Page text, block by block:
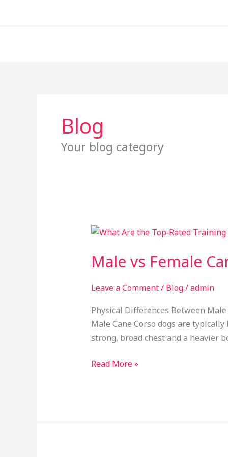
Blog
Your blog category
Male vs Female
Leave a Comment/ Blog/admin
Physical Differences Between
Male Cane Corso dogs are
strong, broad chest and a heavier
Male
Female
Corso
Read More »